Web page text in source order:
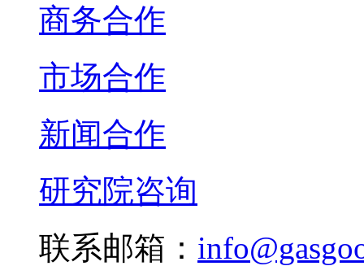
商务合作
市场合作
新闻合作
研究院咨询
联系邮箱：